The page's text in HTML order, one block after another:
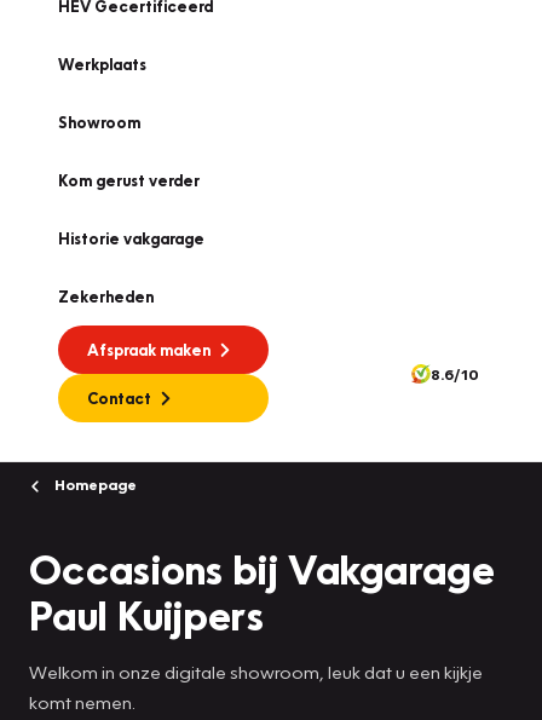
HEV Gecertificeerd
Werkplaats
Showroom
Kom gerust verder
Historie vakgarage
Zekerheden
Afspraak maken
Contact
8.6/10
Homepage
Occasions bij Vakgarage
Paul Kuijpers
Welkom in onze digitale showroom, leuk dat u een kijkje
komt nemen.